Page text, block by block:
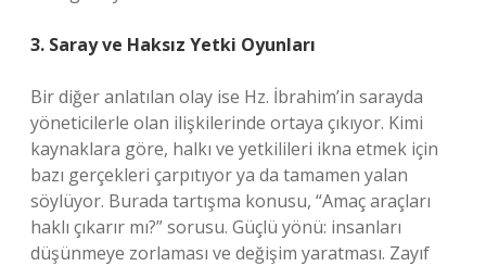
3. Saray ve Haksız Yetki Oyunları
Bir diğer anlatılan olay ise Hz. İbrahim’in sarayda
yöneticilerle olan ilişkilerinde ortaya çıkıyor. Kimi
kaynaklara göre, halkı ve yetkilileri ikna etmek için
bazı gerçekleri çarpıtıyor ya da tamamen yalan
söylüyor. Burada tartışma konusu, “Amaç araçları
haklı çıkarır mı?” sorusu. Güçlü yönü: insanları
düşünmeye zorlaması ve değişim yaratması. Zayıf